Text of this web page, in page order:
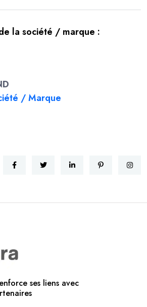
la société / marque :
/ Marque
ses liens avec